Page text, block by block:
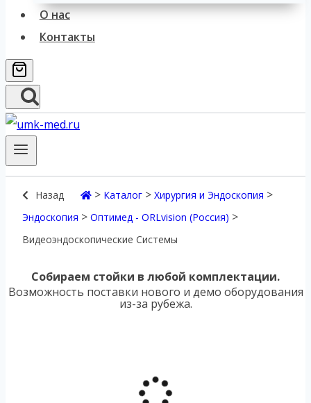
О нас
Контакты
Назад > Каталог > Хирургия и Эндоскопия >
Эндоскопия > Оптимед - ORLvision (Россия) >
Видеоэндоскопические Системы
Собираем стойки в любой комплектации.
Возможность поставки нового и демо оборудования
из-за рубежа.